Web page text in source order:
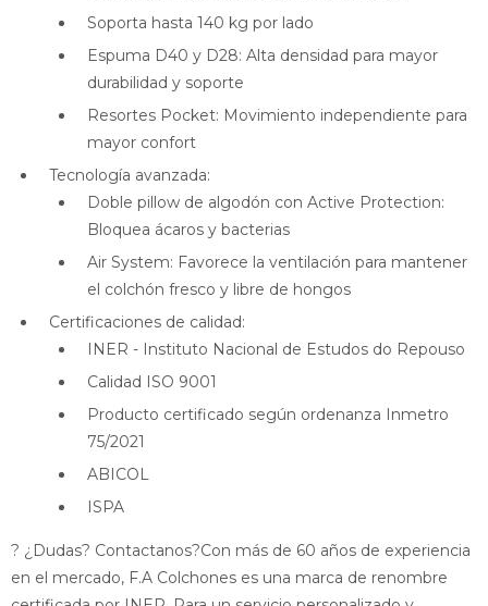
Soporta hasta 140 kg por lado
Espuma D40 y D28: Alta densidad para mayor
durabilidad y soporte
Resortes Pocket: Movimiento independiente para
mayor confort
Tecnología avanzada:
Doble pillow de algodón con Active Protection:
Bloquea ácaros y bacterias
Air System: Favorece la ventilación para mantener
el colchón fresco y libre de hongos
Certificaciones de calidad:
INER - Instituto Nacional de Estudos do Repouso
Calidad ISO 9001
Producto certificado según ordenanza Inmetro
75/2021
ABICOL
ISPA
? ¿Dudas? Contactanos?Con más de 60 años de experiencia
en el mercado, F.A Colchones es una marca de renombre